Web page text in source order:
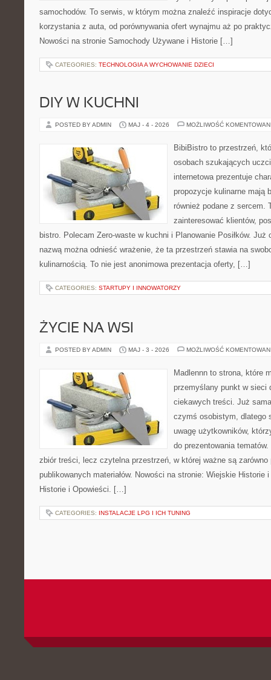
samochodów. To serwis, w którym można znaleźć inspiracje
korzystania z auta, od porównywania ofert wynajmu aż po
Nowości na stronie Samochody Używane i Historie […]
CATEGORIES: TECHNOLOGIA A WYCHOWANIE DZIECI
DIY W KUCHNI
POSTED BY ADMIN MAJ - 4 - 2026 MOŻLIWOŚĆ
BibiBistro to przestrzeń,
osobach szukających
internetowa prezentuje
propozycje kulinarne mają
również podane z sercem.
zainteresować klientów,
bistro. Polecam Zero-waste w kuchni i Planowanie Posiłków. Już
nazwą można odnieść wrażenie, że ta przestrzeń stawia na
kulinarnością. To nie jest anonimowa prezentacja oferty, […]
CATEGORIES: STARTUPY I INNOWATORZY
ŻYCIE NA WSI
POSTED BY ADMIN MAJ - 3 - 2026 MOŻLIWOŚĆ
Madlennn to strona, które
przemyślany punkt w sieci
ciekawych treści. Już
czymś osobistym, dlatego
uwagę użytkowników,
do prezentowania
zbiór treści, lecz czytelna przestrzeń, w której ważne są
publikowanych materiałów. Nowości na stronie: Wiejskie Historie
Historie i Opowieści. […]
CATEGORIES: INSTALACJE LPG I ICH TUNING